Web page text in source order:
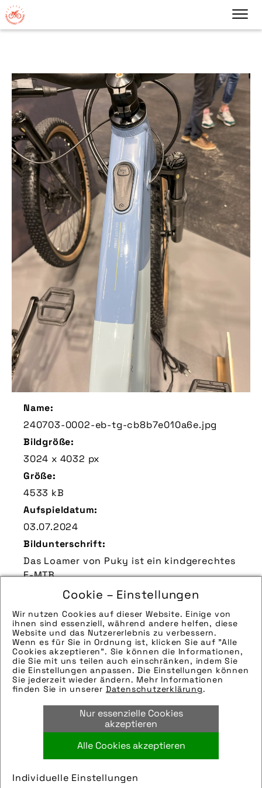
Cookie – Einstellungen
Wir nutzen Cookies auf dieser Website. Einige von
ihnen sind essenziell, während andere helfen, diese
Website und das Nutzererlebnis zu verbessern.
Wenn es für Sie in Ordnung ist, klicken Sie auf "Alle
Cookies akzeptieren". Sie können die Informationen,
die Sie mit uns teilen auch einschränken, indem Sie
die Einstellungen anpassen. Die Einstellungen können
Sie jederzeit wieder ändern. Mehr Informationen
finden Sie in unserer Datenschutzerklärung.
Nur essenzielle Cookies
akzeptieren
Alle Cookies akzeptieren
Individuelle Einstellungen
Name:
240703-0002-eb-tg-cb8b7e010a6e.jpg
Bildgröße:
3024 x 4032 px
Größe:
4533 kB
Aufspieldatum:
03.07.2024
Bildunterschrift:
Das Loamer von Puky ist ein kindgerechtes
E-MTB.
Zu verwendender Bildnachweis:
www.pd-f.de | Thomas Geisler
Technik-Info:
Hinweise zur weiteren Recherche:
Modellname: Loamer
Hersteller: Puky
Tags:
e-mtb,eurobike,keebike gmbh,kinderrad
Bild downloaden